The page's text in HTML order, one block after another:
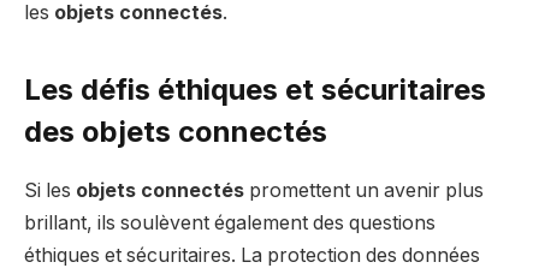
les objets connectés.
Les défis éthiques et sécuritaires
des objets connectés
Si les objets connectés promettent un avenir plus
brillant, ils soulèvent également des questions
éthiques et sécuritaires. La protection des données